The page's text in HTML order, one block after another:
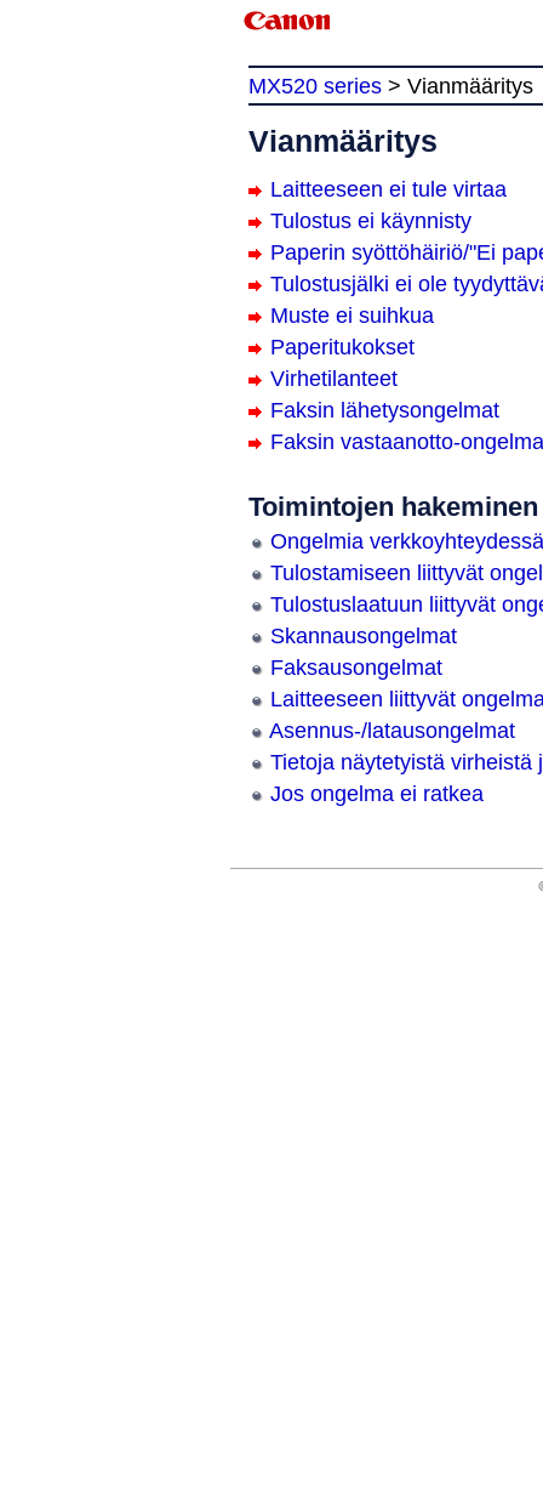
MX520 series > Vianmääritys
Vianmääritys
Laitteeseen ei tule virtaa
Tulostus ei käynnisty
Paperin syöttöhäiriö/"Ei
Tulostusjälki ei ole
Muste ei suihkua
Paperitukokset
Virhetilanteet
Faksin lähetysongelmat
Faksin vastaanotto-
Toimintojen hakeminen
Ongelmia verkkoyhteydessä
Tulostamiseen liittyvät
Tulostuslaatuun liittyvät
Skannausongelmat
Faksausongelmat
Laitteeseen liittyvät
Asennus-/latausongelmat
Tietoja näytetyistä virheistä
Jos ongelma ei ratkea